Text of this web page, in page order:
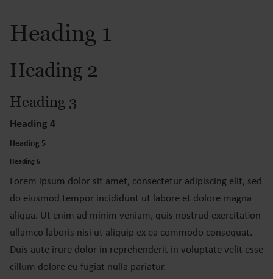
Heading 1
Heading 2
Heading 3
Heading 4
Heading 5
Heading 6
Lorem ipsum dolor sit amet, consectetur adipiscing elit, sed
do eiusmod tempor incididunt ut labore et dolore magna
aliqua. Ut enim ad minim veniam, quis nostrud exercitation
ullamco laboris nisi ut aliquip ex ea commodo consequat.
Duis aute irure dolor in reprehenderit in voluptate velit esse
cillum dolore eu fugiat nulla pariatur.